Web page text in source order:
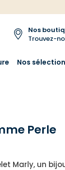
Nos
Trouvez-
Nos
Perle
Marly, un